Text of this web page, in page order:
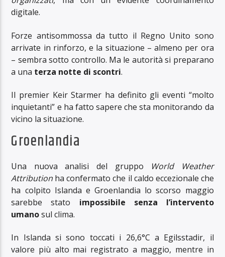
digitale.
Forze antisommossa da tutto il Regno Unito sono
arrivate in rinforzo, e la situazione – almeno per ora
– sembra sotto controllo. Ma le autorità si preparano
a una terza notte di scontri.
Il premier Keir Starmer ha definito gli eventi “molto
inquietanti” e ha fatto sapere che sta monitorando da
vicino la situazione.
Groenlandia
Una nuova analisi del gruppo
World Weather
Attribution ha confermato che il caldo eccezionale che
ha colpito Islanda e Groenlandia lo scorso maggio
sarebbe stato impossibile senza l’intervento
umanosul clima.
In Islanda si sono toccati i 26,6°C a Egilsstadir, il
valore più alto mai registrato a maggio, mentre in